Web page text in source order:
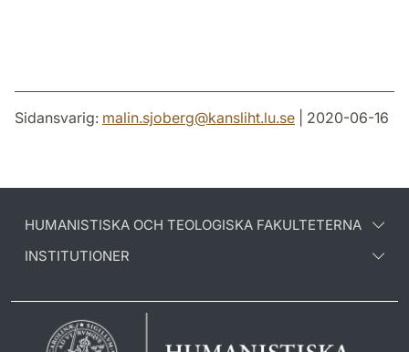
Sidansvarig: malin.sjoberg@kansliht.lu.se | 2020-06-16
HUMANISTISKA OCH TEOLOGISKA FAKULTETERNA
INSTITUTIONER